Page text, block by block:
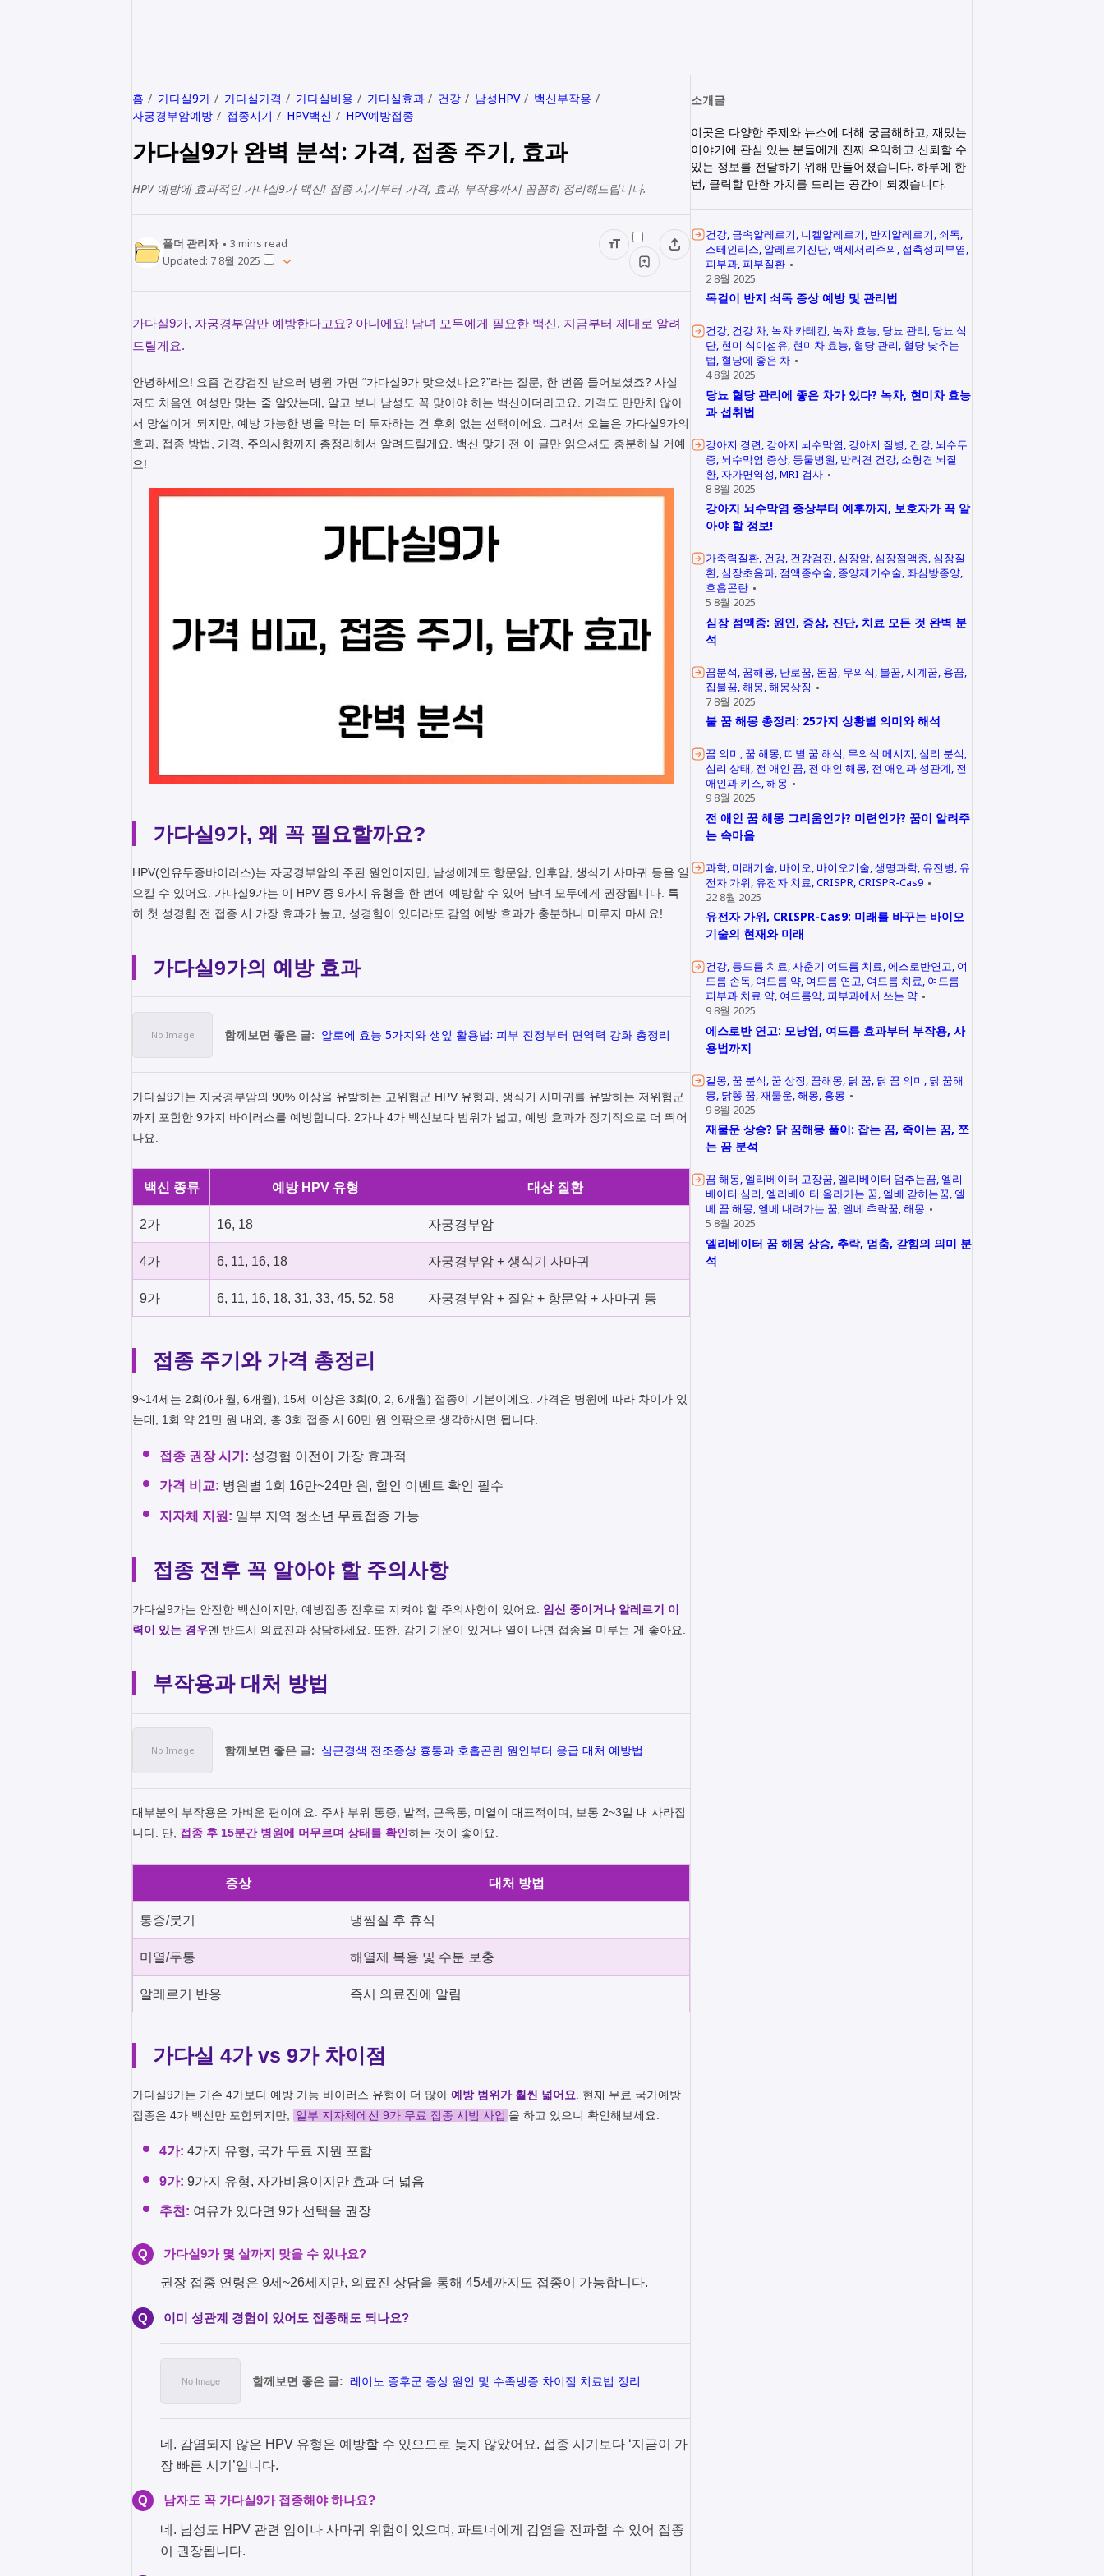
홈 가다실9가 가다실가격 가다실비용 가다실효과 건강 남성HPV
백신부작용
자궁경부암예방
접종시기 HPV백신 HPV예방접종
가다실9가 완벽 분석: 가격, 접종 주기, 효과
HPV 예방에 효과적인 가다실9가 백신! 접종 시기부터 가격, 효과, 부작용까지 꼼꼼히 정리해드립니다.
폴더 관리자 3 mins read
Updated: 7 8월 2025
가다실9가, 자궁경부암만 예방한다고요? 아니에요! 남녀 모두에게 필요한 백신, 지금부터 제대로 알려
드릴게요.
안녕하세요! 요즘 건강검진 받으러 병원 가면 “가다실9가 맞으셨나요?”라는 질문, 한 번쯤 들어보셨죠? 사실
저도 처음엔 여성만 맞는 줄 알았는데, 알고 보니 남성도 꼭 맞아야 하는 백신이더라고요. 가격도 만만치 않아
서 망설이게 되지만, 예방 가능한 병을 막는 데 투자하는 건 후회 없는 선택이에요. 그래서 오늘은 가다실9가의
효과, 접종 방법, 가격, 주의사항까지 총정리해서 알려드릴게요. 백신 맞기 전 이 글만 읽으셔도 충분하실 거예
요!
가다실9가, 왜 꼭 필요할까요?
HPV(인유두종바이러스)는 자궁경부암의 주된 원인이지만, 남성에게도 항문암, 인후암, 생식기 사마귀 등을 일
으킬 수 있어요. 가다실9가는 이 HPV 중 9가지 유형을 한 번에 예방할 수 있어 남녀 모두에게 권장됩니다. 특
히 첫 성경험 전 접종 시 가장 효과가 높고, 성경험이 있더라도 감염 예방 효과가 충분하니 미루지 마세요!
가다실9가의 예방 효과
함께보면 좋은 글: 알로에 효능 5가지와 생잎 활용법: 피부 진정부터 면역력 강화 총정리
가다실9가는 자궁경부암의 90% 이상을 유발하는 고위험군 HPV 유형과, 생식기 사마귀를 유발하는 저위험군
까지 포함한 9가지 바이러스를 예방합니다. 2가나 4가 백신보다 범위가 넓고, 예방 효과가 장기적으로 더 뛰어
나요.
백신 종류 예방 HPV 유형 대상 질환
2가 16, 18 자궁경부암
4가 6, 11, 16, 18 자궁경부암 + 생식기 사마귀
9가 6, 11, 16, 18, 31, 33, 45, 52, 58 자궁경부암 + 질암 + 항문암 + 사마귀 등
접종 주기와 가격 총정리
9~14세는 2회(0개월, 6개월), 15세 이상은 3회(0, 2, 6개월) 접종이 기본이에요. 가격은 병원에 따라 차이가 있
는데, 1회 약 21만 원 내외, 총 3회 접종 시 60만 원 안팎으로 생각하시면 됩니다.
접종 권장 시기: 성경험 이전이 가장 효과적
가격 비교: 병원별 1회 16만~24만 원, 할인 이벤트 확인 필수
지자체 지원: 일부 지역 청소년 무료접종 가능
접종 전후 꼭 알아야 할 주의사항
가다실9가는 안전한 백신이지만, 예방접종 전후로 지켜야 할 주의사항이 있어요. 임신 중이거나 알레르기 이
력이 있는 경우엔 반드시 의료진과 상담하세요. 또한, 감기 기운이 있거나 열이 나면 접종을 미루는 게 좋아요.
부작용과 대처 방법
함께보면 좋은 글: 심근경색 전조증상 흉통과 호흡곤란 원인부터 응급 대처 예방법
대부분의 부작용은 가벼운 편이에요. 주사 부위 통증, 발적, 근육통, 미열이 대표적이며, 보통 2~3일 내 사라집
니다. 단, 접종 후 15분간 병원에 머무르며 상태를 확인 하는 것이 좋아요.
증상 대처 방법
통증/붓기 냉찜질 후 휴식
미열/두통 해열제 복용 및 수분 보충
알레르기 반응 즉시 의료진에 알림
가다실 4가 vs 9가 차이점
가다실9가는 기존 4가보다 예방 가능 바이러스 유형이 더 많아 예방 범위가 훨씬 넓어요 . 현재 무료 국가예방
접종은 4가 백신만 포함되지만,
일부 지자체에선 9가 무료 접종 시범 사업 을 하고 있으니 확인해보세요.
4가: 4가지 유형, 국가 무료 지원 포함
9가: 9가지 유형, 자가비용이지만 효과 더 넓음
추천: 여유가 있다면 9가 선택을 권장
Q 가다실9가 몇 살까지 맞을 수 있나요?
권장 접종 연령은 9세~26세지만, 의료진 상담을 통해 45세까지도 접종이 가능합니다.
Q 이미 성관계 경험이 있어도 접종해도 되나요?
함께보면 좋은 글: 레이노 증후군 증상 원인 및 수족냉증 차이점 치료법 정리
네. 감염되지 않은 HPV 유형은 예방할 수 있으므로 늦지 않았어요. 접종 시기보다 ‘지금이 가
장 빠른 시기’입니다.
Q 남자도 꼭 가다실9가 접종해야 하나요?
네. 남성도 HPV 관련 암이나 사마귀 위험이 있으며, 파트너에게 감염을 전파할 수 있어 접종
이 권장됩니다.
소개글
이곳은 다양한 주제와 뉴스에 대해 궁금해하고, 재밌는
이야기에 관심 있는 분들에게 진짜 유익하고 신뢰할 수
있는 정보를 전달하기 위해 만들어졌습니다. 하루에 한
번, 클릭할 만한 가치를 드리는 공간이 되겠습니다.
건강 금속알레르기 니켈알레르기 반지알레르기 쇠독
스테인리스 알레르기진단 액세서리주의 접촉성피부염
피부과 피부질환
2 8월 2025
목걸이 반지 쇠독 증상 예방 및 관리법
건강 건강 차 녹차 카테킨 녹차 효능 당뇨 관리 당뇨 식
단 현미 식이섬유 현미차 효능 혈당 관리 혈당 낮추는
법 혈당에 좋은 차
4 8월 2025
당뇨 혈당 관리에 좋은 차가 있다? 녹차, 현미차 효능
과 섭취법
강아지 경련 강아지 뇌수막염 강아지 질병 건강 뇌수두
증 뇌수막염 증상 동물병원 반려견 건강 소형견 뇌질
환 자가면역성 MRI 검사
8 8월 2025
강아지 뇌수막염 증상부터 예후까지, 보호자가 꼭 알
아야 할 정보!
가족력질환 건강 건강검진 심장암 심장점액종 심장질
환 심장초음파 점액종수술 종양제거수술 좌심방종양
호흡곤란
5 8월 2025
심장 점액종: 원인, 증상, 진단, 치료 모든 것 완벽 분
석
꿈분석 꿈해몽 난로꿈 돈꿈 무의식 불꿈 시계꿈 용꿈
집불꿈 해몽 해몽상징
7 8월 2025
불 꿈 해몽 총정리: 25가지 상황별 의미와 해석
꿈 의미 꿈 해몽 띠별 꿈 해석 무의식 메시지 심리 분석
심리 상태 전 애인 꿈 전 애인 해몽 전 애인과 성관계 전
애인과 키스 해몽
9 8월 2025
전 애인 꿈 해몽 그리움인가? 미련인가? 꿈이 알려주
는 속마음
과학 미래기술 바이오 바이오기술 생명과학 유전병 유
전자 가위 유전자 치료 CRISPR CRISPR-Cas9
22 8월 2025
유전자 가위, CRISPR-Cas9: 미래를 바꾸는 바이오
기술의 현재와 미래
건강 등드름 치료 사춘기 여드름 치료 에스로반연고 여
드름 손독 여드름 약 여드름 연고 여드름 치료 여드름
피부과 치료 약 여드름약 피부과에서 쓰는 약
9 8월 2025
에스로반 연고: 모낭염, 여드름 효과부터 부작용, 사
용법까지
길몽 꿈 분석 꿈 상징 꿈해몽 닭 꿈 닭 꿈 의미 닭 꿈해
몽 닭똥 꿈 재물운 해몽 흉몽
9 8월 2025
재물운 상승? 닭 꿈해몽 풀이: 잡는 꿈, 죽이는 꿈, 쪼
는 꿈 분석
꿈 해몽 엘리베이터 고장꿈 엘리베이터 멈추는꿈 엘리
베이터 심리 엘리베이터 올라가는 꿈 엘베 갇히는꿈 엘
베 꿈 해몽 엘베 내려가는 꿈 엘베 추락꿈 해몽
5 8월 2025
엘리베이터 꿈 해몽 상승, 추락, 멈춤, 갇힘의 의미 분
석